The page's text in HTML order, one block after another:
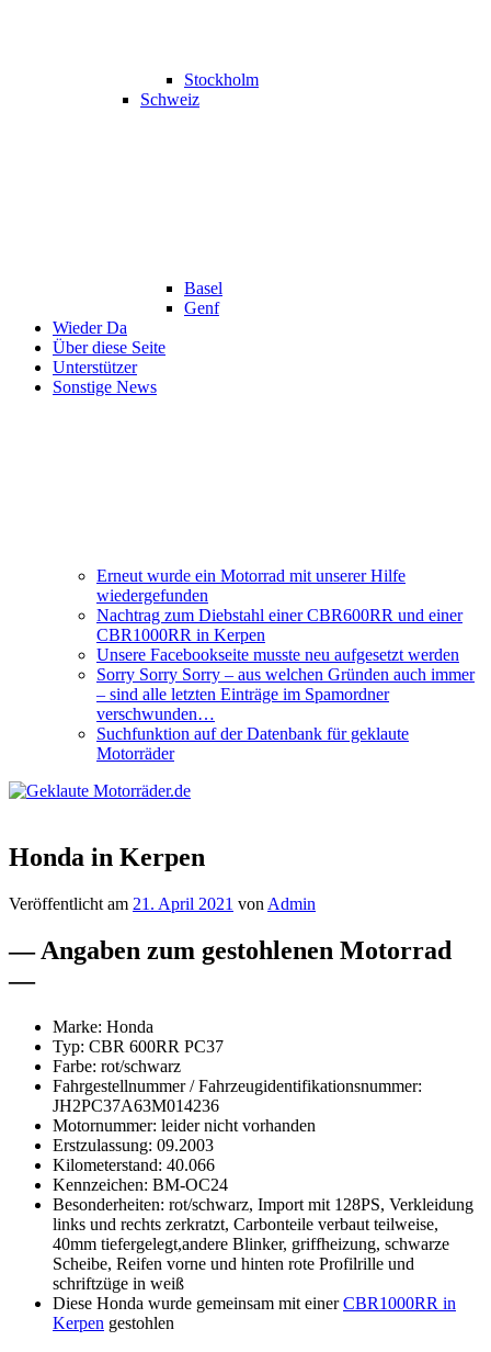
Stockholm
Schweiz
Basel
Genf
Wieder Da
Über diese Seite
Unterstützer
Sonstige News
Erneut wurde ein Motorrad mit unserer Hilfe
wiedergefunden
Nachtrag zum Diebstahl einer CBR600RR und einer
CBR1000RR in Kerpen
Unsere Facebookseite musste neu aufgesetzt werden
Sorry Sorry Sorry – aus welchen Gründen auch immer
– sind alle letzten Einträge im Spamordner
verschwunden…
Suchfunktion auf der Datenbank für geklaute
Motorräder
Honda in Kerpen
Veröffentlicht am 21. April 2021 von Admin
— Angaben zum gestohlenen Motorrad
—
Marke: Honda
Typ: CBR 600RR PC37
Farbe: rot/schwarz
Fahrgestellnummer / Fahrzeugidentifikationsnummer:
JH2PC37A63M014236
Motornummer: leider nicht vorhanden
Erstzulassung: 09.2003
Kilometerstand: 40.066
Kennzeichen: BM-OC24
Besonderheiten: rot/schwarz, Import mit 128PS, Verkleidung
links und rechts zerkratzt, Carbonteile verbaut teilweise,
40mm tiefergelegt,andere Blinker, griffheizung, schwarze
Scheibe, Reifen vorne und hinten rote Profilrille und
schriftzüge in weiß
Diese Honda wurde gemeinsam mit einerCBR1000RR in
Kerpen gestohlen